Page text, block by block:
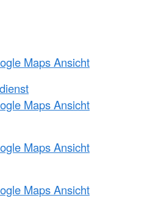
Maps Ansicht
Maps Ansicht
Maps Ansicht
Maps Ansicht